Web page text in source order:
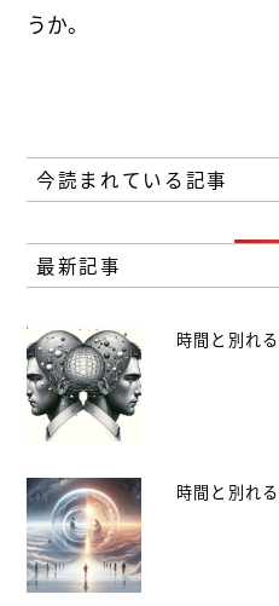
うか。
今読まれている記事
最新記事
時間と別れ
時間と別れ